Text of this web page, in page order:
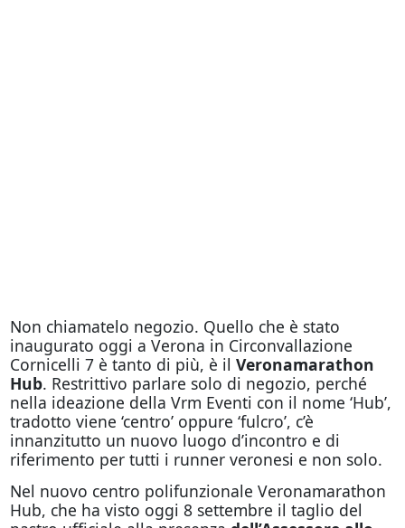
Non chiamatelo negozio. Quello che è stato
inaugurato oggi a Verona in Circonvallazione
Cornicelli 7 è tanto di più, è il Veronamarathon
Hub. Restrittivo parlare solo di negozio, perché
nella ideazione della Vrm Eventi con il nome ‘Hub’,
tradotto viene ‘centro’ oppure ‘fulcro’, c’è
innanzitutto un nuovo luogo d’incontro e di
riferimento per tutti i runner veronesi e non solo.
Nel nuovo centro polifunzionale Veronamarathon
Hub, che ha visto oggi 8 settembre il taglio del